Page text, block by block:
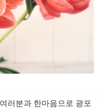
러분과 한마음으로 광포